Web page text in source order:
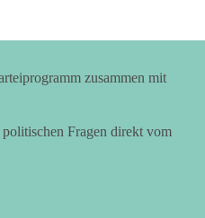
ab.
Machtbegrenzung,
der den Wählerwillen
zusammen mit
Fragen direkt vom